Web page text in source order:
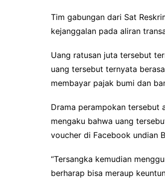
Tim gabungan dari Sat
kejanggalan pada aliran
Uang ratusan juta tersebut
uang tersebut ternyata
membayar pajak bumi dan
Drama perampokan tersebut
mengaku bahwa uang
voucher di Facebook undian
“Tersangka kemudian
berharap bisa meraup